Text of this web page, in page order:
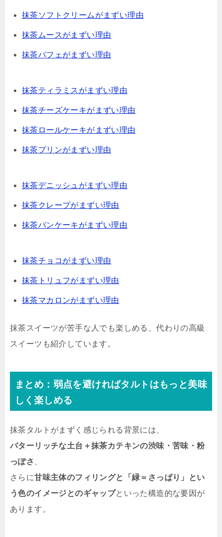
抹茶ソフトクリームがまずい理由
抹茶ムースがまずい理由
抹茶パフェがまずい理由
抹茶ティラミスがまずい理由
抹茶チーズケーキがまずい理由
抹茶ロールケーキがまずい理由
抹茶プリンがまずい理由
抹茶デニッシュがまずい理由
抹茶クレープがまずい理由
抹茶パンケーキがまずい理由
抹茶チョコがまずい理由
抹茶トリュフがまずい理由
抹茶マカロンがまずい理由
抹茶スイーツが苦手な人でも楽しめる、代わりの高級
スイーツも紹介しています。
まとめ：弱点を避ければタルトはもっと美味
しく楽しめる
抹茶タルトがまずく感じられる背景には、
バターリッチな土台＋抹茶カテキンの渋味・苦味・粉
っぽさ
さらに甘味主体のフィリングと「緑＝さっぱり」とい
う色のイメージとのギャップといった構造的な要因が
あります。